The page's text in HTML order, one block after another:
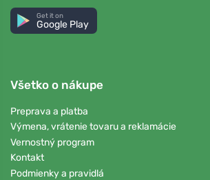
Get it on
Google Play
Všetko o nákupe
Preprava a platba
Výmena, vrátenie tovaru a reklamácie
Vernostný program
Kontakt
Podmienky a pravidlá